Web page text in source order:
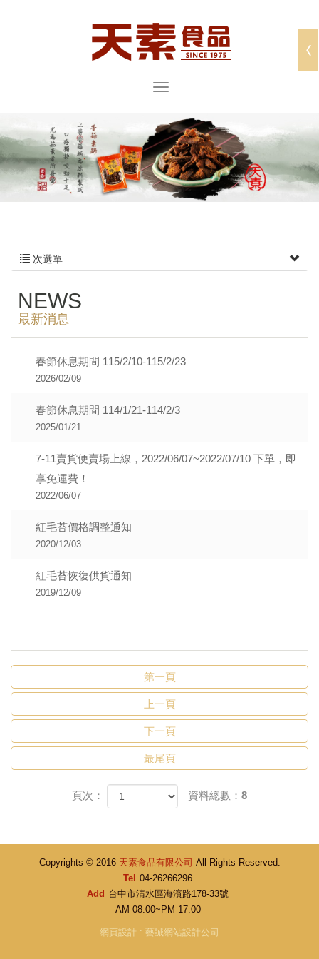
次選單
NEWS
最新消息
春節休息期間 115/2/10-115/2/23
2026/02/09
春節休息期間 114/1/21-114/2/3
2025/01/21
7-11賣貨便賣場上線，2022/06/07~2022/07/10 下單，即
享免運費！
2022/06/07
紅毛苔價格調整通知
2020/12/03
紅毛苔恢復供貨通知
2019/12/09
第一頁
上一頁
下一頁
最尾頁
頁次： 資料總數：8
Copyrights © 2016 天素食品有限公司 All Rights Reserved.
Tel 04-26266296
Add 台中市清水區海濱路178-33號
AM 08:00~PM 17:00
網頁設計 : 藝誠網站設計公司